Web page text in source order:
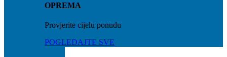
OPREMA
Provjerite cijelu ponudu
POGLEDAJTE SVE